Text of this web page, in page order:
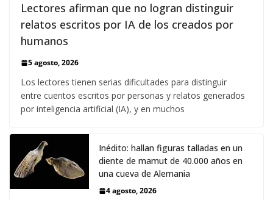
Lectores afirman que no logran distinguir
relatos escritos por IA de los creados por
humanos
5 agosto, 2026
Los lectores tienen serias dificultades para distinguir
entre cuentos escritos por personas y relatos generados
por inteligencia artificial (IA), y en muchos
Inédito: hallan figuras talladas en un
diente de mamut de 40.000 años en
una cueva de Alemania
4 agosto, 2026